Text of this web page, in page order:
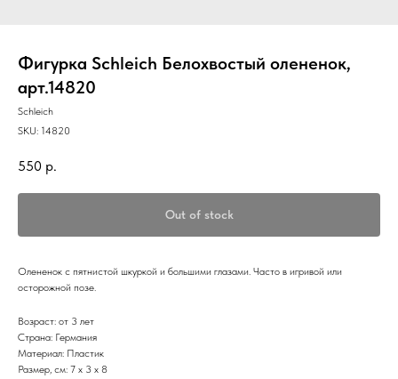
Фигурка Schleich Белохвостый олененок,
арт.14820
Schleich
SKU: 14820
550 р.
Out of stock
Олененок с пятнистой шкуркой и большими глазами. Часто в игривой или
осторожной позе.
Возраст: от 3 лет
Страна: Германия
Материал: Пластик
Размер, см: 7 x 3 x 8